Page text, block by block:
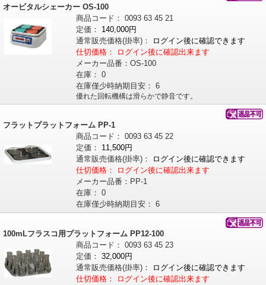
オービタルシェーカー OS-100
商品コード： 0093 63 45 21
定価：
140,000円
通常販売価格(掛率)：
ログイン後に確認できます
仕切価格：
ログイン後に確認出来ます
メーカー品番： OS-100
在庫： 0
在庫僅少時納期目安： 6
優れた回転機構は滑らかで静音です。
フラットプラットフォーム PP-1
商品コード： 0093 63 45 22
定価：
11,500円
通常販売価格(掛率)：
ログイン後に確認できます
仕切価格：
ログイン後に確認出来ます
メーカー品番： PP-1
在庫： 0
在庫僅少時納期目安： 6
100mLフラスコ用プラットフォーム PP12-100
商品コード： 0093 63 45 23
定価： 32,000円
通常販売価格(掛率)：
ログイン後に確認できます
仕切価格：
ログイン後に確認出来ます